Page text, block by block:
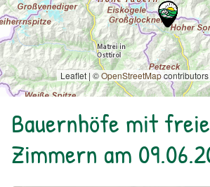
Leaflet | ©OpenStreetMapcontributors
Bauernhöfe mit
Zimmern am